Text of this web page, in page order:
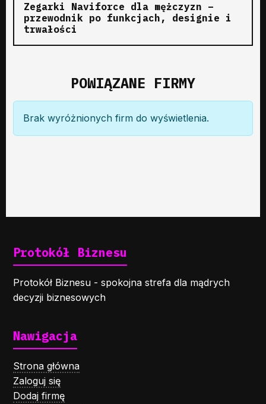
Zegarki Naviforce dla mężczyzn –
przewodnik po funkcjach, designie i
trwałości
POWIĄZANE FIRMY
Brak wyróżnionych firm do wyświetlenia.
Protokół Biznesu
Protokół Biznesu - spokojna strefa dla mądrych
decyzji biznesowych
Nawigacja
Strona główna
Zaloguj się
Dodaj firmę